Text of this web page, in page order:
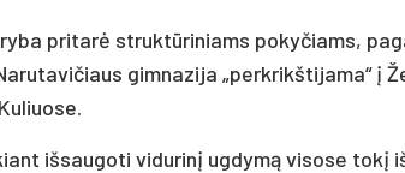
pritarė struktūriniams pokyčiams,
gimnazija „perkrikštijama“ į
išsaugoti vidurinį ugdymą visose tokį